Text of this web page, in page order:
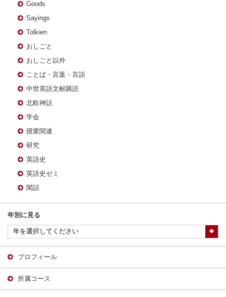
Goods
Sayings
Tolkien
おしごと
おしごと以外
ことば・言葉・言語
中世英語文献購読
北欧神話
学会
授業関連
研究
英語史
英語史ゼミ
閑話
年別に見る
プロフィール
所属コース